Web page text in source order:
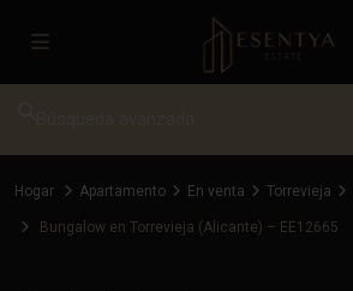
Hogar Apartamento En venta Torrevieja
Bungalow en Torrevieja (Alicante) – EE12665